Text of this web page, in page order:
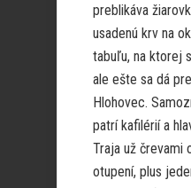
preblikáva
usadenú krv na
tabuľu, na ktorej
ale ešte sa dá
Hlohovec.
patrí kafilérií a
Traja už črevami
otupení, plus